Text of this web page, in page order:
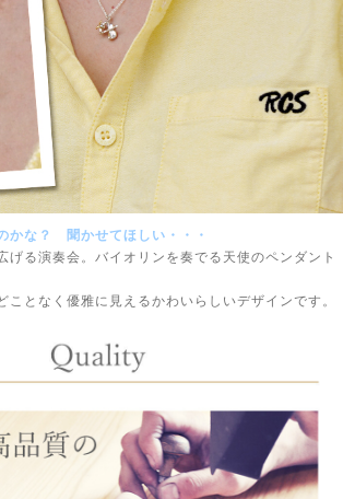
かな？ 聞かせてほしい・・・
げる演奏会。バイオリンを奏でる天使のペンダント
ことなく優雅に見えるかわいらしいデザインです。